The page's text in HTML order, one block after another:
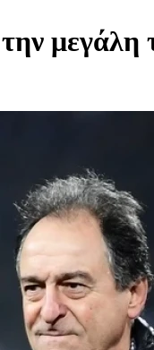
μεγάλη